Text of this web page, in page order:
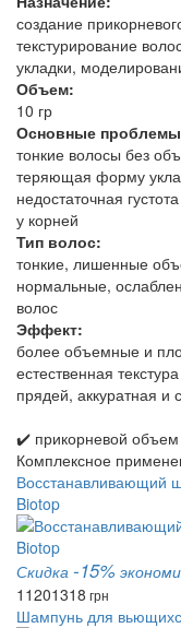
создание
текстурирование
укладки,
Объем:
10 гр
Основные
тонкие волосы без
теряющая форму
недостаточная
у корней
Тип волос:
тонкие, лишенные
нормальные,
волос
Эффект:
более объемные и
естественная
прядей, аккуратная и
✔️ прикорневой объем
Комплексное
Восстанавливающий
Biotop
Скидка -15%
11201318 грн
Шампунь для